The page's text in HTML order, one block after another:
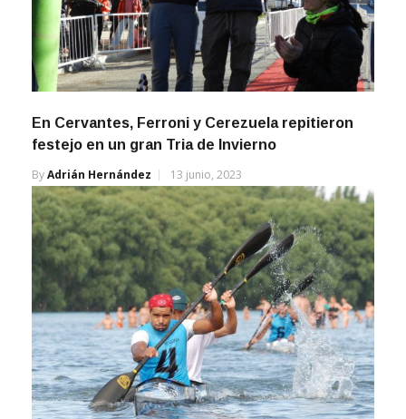
En Cervantes, Ferroni y Cerezuela repitieron
festejo en un gran Tria de Invierno
ByAdrián Hernández 13 junio, 2023